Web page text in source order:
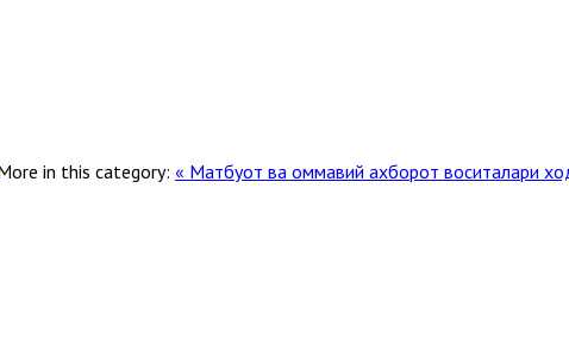
in this category: « Матбуот ва оммавий ахборот воситалари